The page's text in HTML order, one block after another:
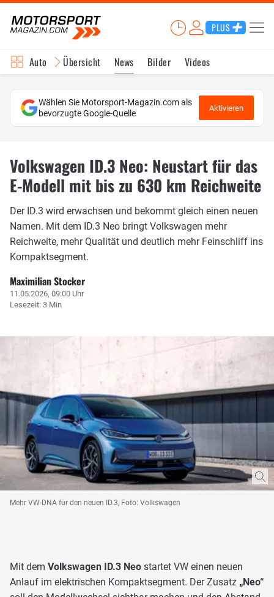
PLUS
Auto Übersicht News Bilder Videos
Wählen Sie Motorsport-Magazin.com als
bevorzugte Google-Quelle
Aktivieren
Volkswagen ID.3 Neo: Neustart für das
E-Modell mit bis zu 630 km Reichweite
Der ID.3 wird erwachsen und bekommt gleich einen neuen
Namen. Mit dem ID.3 Neo bringt Volkswagen mehr
Reichweite, mehr Qualität und deutlich mehr Feinschliff ins
Kompaktsegment.
Maximilian Stocker
11.05.2026, 09:00 Uhr
Lesezeit: 3 Min
Mehr VW-DNA für den neuen ID.3, Foto: Volkswagen
Mit dem Volkswagen ID.3 Neo startet VW einen neuen
Anlauf im elektrischen Kompaktsegment. Der Zusatz „Neo“